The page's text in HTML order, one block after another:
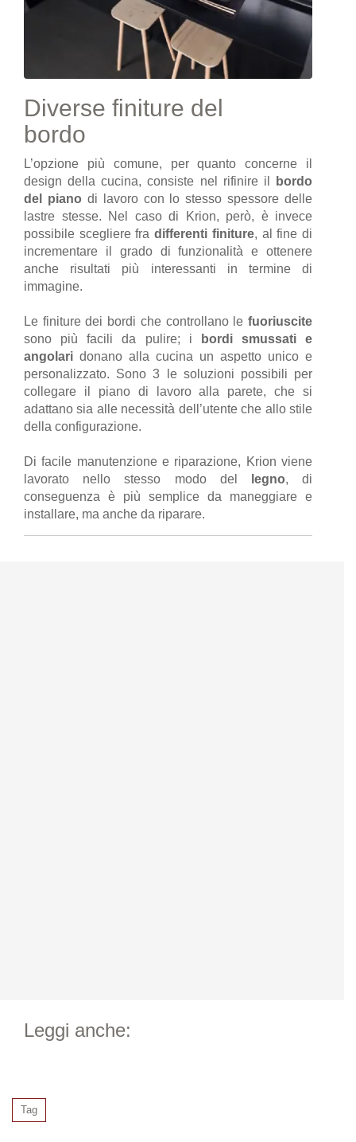
Diverse finiture del
bordo
L’opzione più comune, per quanto concerne il
design della cucina, consiste nel rifinire il
bordo
del piano di lavoro con lo stesso spessore delle
lastre stesse. Nel caso di Krion, però, è invece
possibile scegliere fradifferenti finiture, al fine di
incrementare il grado di funzionalità e ottenere
anche risultati più interessanti in termine di
immagine.
Le finiture dei bordi che controllano le fuoriuscite
sono più facili da pulire; i
bordi smussati e
angolari donano alla cucina un aspetto unico e
personalizzato. Sono 3 le soluzioni possibili per
collegare il piano di lavoro alla parete, che si
adattano sia alle necessità dell’utente che allo stile
della configurazione.
Di facile manutenzione e riparazione, Krion viene
lavorato nello stesso modo del
legno, di
conseguenza è più semplice da maneggiare e
installare, ma anche da riparare.
Leggi anche:
Tag